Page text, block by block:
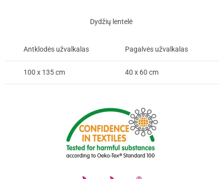
Dydžių lentelė
Antklodės užvalkalas Pagalvės užvalkalas
100 x 135 cm 40 x 60 cm